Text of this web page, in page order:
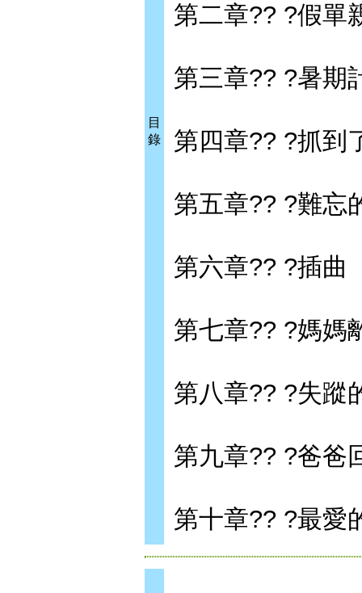
目
錄
第二章?? ?假單
第三章?? ?暑期
第四章?? ?抓到
第五章?? ?難忘
第六章?? ?插曲
第七章?? ?媽媽
第八章?? ?失蹤
第九章?? ?爸爸
第十章?? ?最愛